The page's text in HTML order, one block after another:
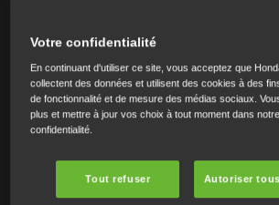
UNE PASSION : LA
MOTO
Voici un avant-goût des événements
Votre confidentialité
En continuant d'utiliser ce site, vous acceptez que
collectent des données et utilisent des cookies à des
de fonctionnalité et de mesure des médias sociaux.
plus et mettre à jour vos choix à tout moment dans
confidentialité.
Tout refuser Autoriser